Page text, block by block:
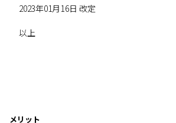
2023年01月16日 改定
以上
メリット